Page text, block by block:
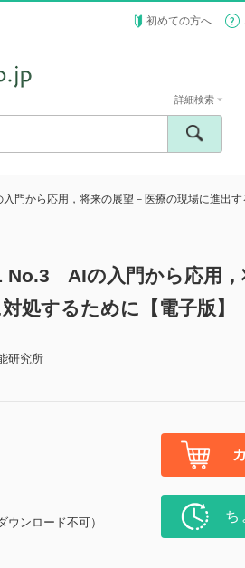
初めての方へ
詳細検索
門から応用，将来の展望－医療の現場に進出す
No.3 AIの入門から応用，
処するために【電子版】
研究所
ウンロード不可） ち